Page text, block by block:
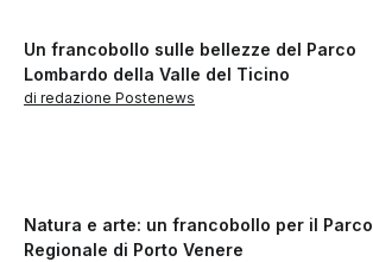
Un francobollo sulle bellezze del Parco
Lombardo della Valle del Ticino
di redazione Postenews
Natura e arte: un francobollo per il Parco
Regionale di Porto Venere